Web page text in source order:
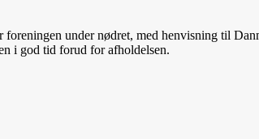
under nødret, med henvisning til
i god tid forud for afholdelsen.